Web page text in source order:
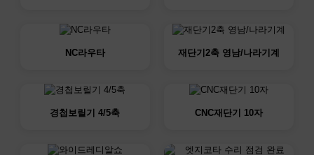
NC라우타 재단기2축 영남/나라기계
경첩보릴기 4/5축 CNC재단기 10자